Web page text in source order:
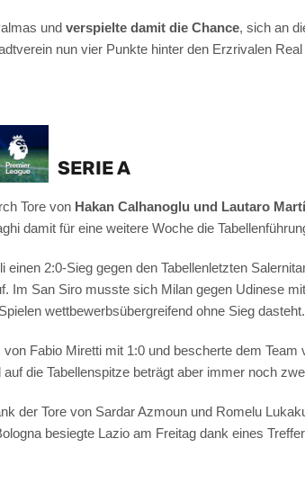
und verspielte damit die Chance, sich an
nun vier Punkte hinter den Erzrivalen
SERIE A
Tore von Hakan Calhanoglu und Lautaro
damit für eine weitere Woche die
2:0-Sieg gegen den Tabellenletzten
Im San Siro musste sich Milan gegen Udinese
wettbewerbsübergreifend ohne Sieg dasteht.
Fabio Miretti mit 1:0 und bescherte dem Team
die Tabellenspitze beträgt aber immer noch
der Tore von Sardar Azmoun und Romelu
besiegte Lazio am Freitag dank eines